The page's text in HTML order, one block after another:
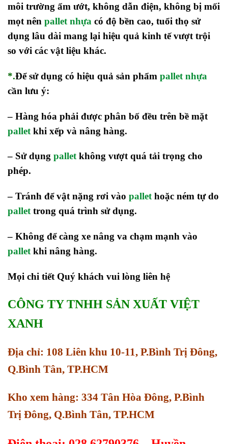
môi trường ẩm ướt, không dẫn điện, không bị mối
mọt nên pallet nhựa có độ bền cao, tuổi thọ sử
dụng lâu dài mang lại hiệu quả kinh tế vượt trội
so với các vật liệu khác.
*.Để sử dụng có hiệu quả sản phẩm pallet nhựa
cần lưu ý:
– Hàng hóa phải được phân bố đều trên bề mặt
pallet khi xếp và nâng hàng.
– Sử dụng pallet không vượt quá tải trọng cho
phép.
– Tránh để vật nặng rơi vào pallet hoặc ném tự do
pallet trong quá trình sử dụng.
– Không để càng xe nâng va chạm mạnh vào
pallet khi nâng hàng.
Mọi chi tiết Quý khách vui lòng liên hệ
CÔNG TY TNHH SẢN XUẤT VIỆT
XANH
Địa chỉ: 108 Liên khu 10-11, P.Bình Trị Đông,
Q.Bình Tân, TP.HCM
Kho xem hàng: 334 Tân Hòa Đông, P.Bình
Trị Đông, Q.Bình Tân, TP.HCM